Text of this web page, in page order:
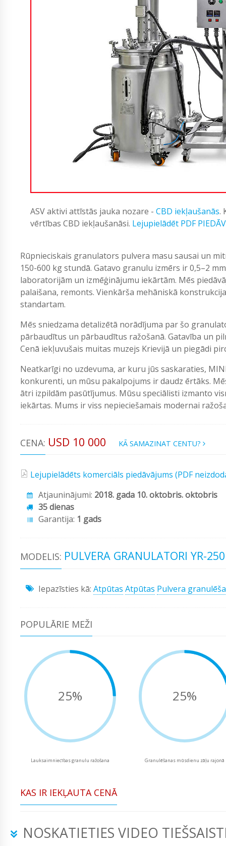
ASV aktivi attīstās jauka nozare - CBD iekļaušanās.
vērtības CBD iekļaušanāsi. Lejupielādēt PDF
Rūpnieciskais granulators pulvera masu sausai un
150-600 kg stundā. Gatavo granulu izmērs ir 0,5–2
laboratorijām un izmēģinājumu iekārtām. Mēs
palaišana, remonts. Vienkārša mehāniskā
standartam.
Mēs sniedzama detalizētā norādījuma par šo
pārbaudītus un pārbaudītus ražošanā. Gatavība un
Cenā iekļuvušais muitas muzejs Krievijā un piegādi
Neatkarīgi no uzdevuma, ar kuru jūs saskaraties,
konkurenti, un mūsu pakalpojums ir daudz ērtāks.
ātri izpildām pasūtījumus. Mūsu speciālisti izmanto
iekārtas. Mums ir viss nepieciešamais modernai
CENA: USD 10 000 KĀ SAMAZINAT CENTU?
Lejupielādēts komerciāls piedāvājums (PDF
Atjauninājumi: 2018. gada 10. oktobris. oktobris
35 dienas
Garantija: 1 gads
MODELIS: PULVERA GRANULATORI YR-250
Iepazīsties kā: Atpūtas Atpūtas Pulvera
POPULĀRIE MEŽI
25%
Lauksaimniecības granulu ražošana
25%
Granulēšanas mūsdienu zāļu rajonā
KAS IR IEKĻAUTA CENĀ
NOSKATIETIES VIDEO